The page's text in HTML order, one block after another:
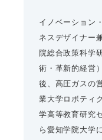
イノベーション
ネスデザイナー
院総合政策科学
術・革新的経営
後、高圧ガスの
業大学ロボティ
学高等教育研究
ら愛知学院大学